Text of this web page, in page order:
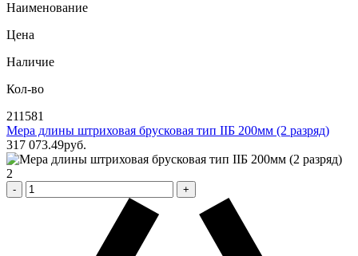
Наименование
Цена
Наличие
Кол-во
211581
Мера длины штриховая брусковая тип IIБ 200мм (2 разряд)
317 073.49pуб.
2